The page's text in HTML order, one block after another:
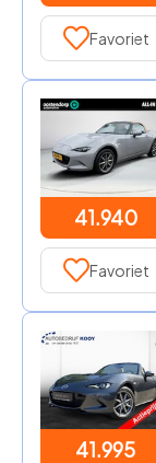
Favoriet
41.940
Favoriet
41.995